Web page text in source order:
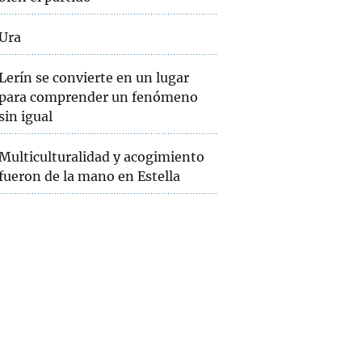
se convierte en un lugar
comprender un fenómeno
igual
y acogimiento
de la mano en Estella